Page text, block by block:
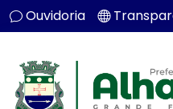
Ouvidoria